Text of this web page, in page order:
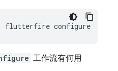
flutterfire
工作流有何用